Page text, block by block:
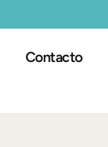
Contacto